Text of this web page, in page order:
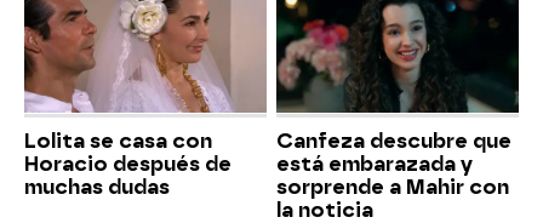
Lolita se casa con
Horacio después de
muchas dudas
Canfeza descubre que
está embarazada y
sorprende a Mahir con
la noticia